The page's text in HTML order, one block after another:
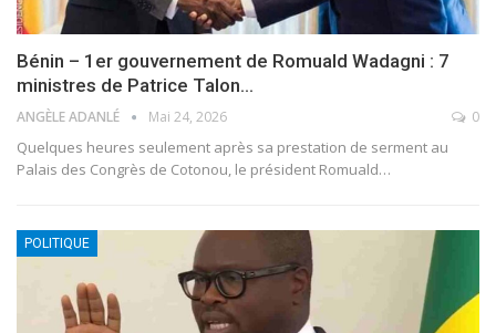
Bénin – 1er gouvernement de Romuald Wadagni : 7
ministres de Patrice Talon…
ANGÈLE ADANLÉ Mai 24, 2026 0
Quelques heures seulement après sa prestation de serment au
Palais des Congrès de Cotonou, le président Romuald…
POLITIQUE